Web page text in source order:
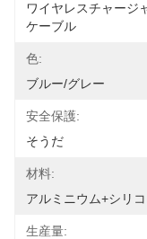
ワイヤレスチャージ
ケーブル
色:
ブルー/グレー
安全保護:
そうだ
材料:
アルミニウム+シリ
生産量: